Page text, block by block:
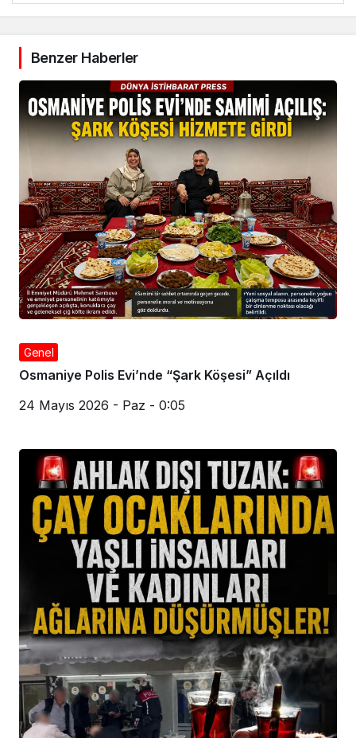
Benzer Haberler
Genel
Osmaniye Polis Evi’nde “Şark Köşesi” Açıldı
24 Mayıs 2026 - Paz - 0:05